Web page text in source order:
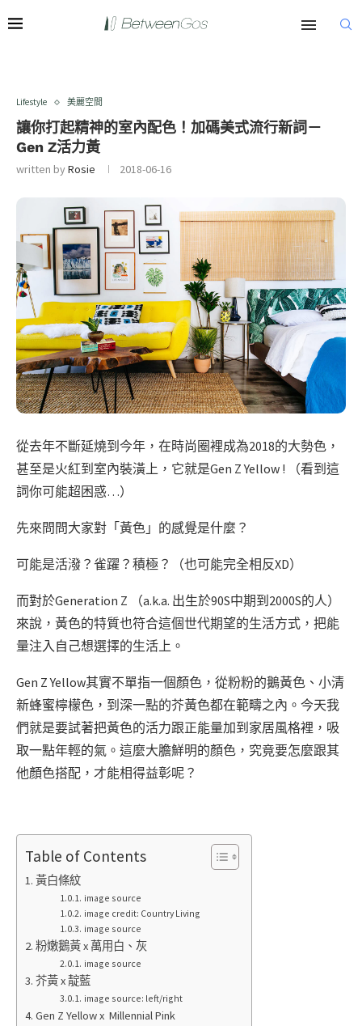
Lifestyle 美麗空間
讓你打起精神的室內配色！加碼美式流行新詞－
Gen Z活力黃
written byRosie 2018-06-16
從去年不斷延燒到今年，在時尚圈裡成為2018的大勢色，
甚至是火紅到室內裝潢上，它就是Gen Z Yellow ! （看到這
詞你可能超困惑…）
先來問問大家對「黃色」的感覺是什麼？
可能是活潑？雀躍？積極？（也可能完全相反XD）
而對於Generation Z （a.k.a. 出生於90S中期到2000S的人）
來說，黃色的特質也符合這個世代期望的生活方式，把能
量注入自己想選擇的生活上。
Gen Z Yellow其實不單指一個顏色，從粉粉的鵝黃色、小清
新蜂蜜檸檬色，到深一點的芥黃色都在範疇之內。今天我
們就是要試著把黃色的活力跟正能量加到家居風格裡，吸
取一點年輕的氣。這麼大膽鮮明的顏色，究竟要怎麼跟其
他顏色搭配，才能相得益彰呢？
Table of Contents
黃白條紋
image source
image credit: Country Living
image source
粉嫩鵝黃 x 萬用白、灰
image source
芥黃 x 靛藍
image source: left/right
Gen Z Yellow x Millennial Pink